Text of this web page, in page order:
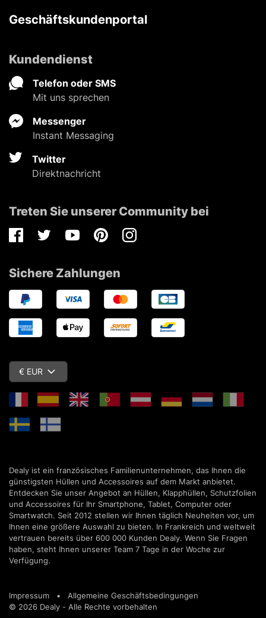
Geschäftskundenportal
Kundendienst
Telefon oder SMS
Mit uns sprechen
Messenger
Instant Messaging
Twitter
Direktnachricht
Treten Sie unserer Community bei
FacebookTwitterYoutubePinterestInstagram
Sichere Zahlungen
€ EUR
Dealy ist ein französisches Familienunternehmen, das Ihnen die
günstigsten Hüllen und Accessoires auf dem Markt anbietet.
Entdecken Sie unser Angebot an Hüllen, Klapphüllen, Schutzfolien
und Accessoires für Ihr Smartphone, Tablet, Computer oder
Smartwatch. Seit 2012 stellen wir Ihnen täglich Neuheiten vor, um
Ihnen eine größere Auswahl zu bieten. In Frankreich und weltweit
vertrauen bereits über 600 000 Kunden Dealy. Wenn Sie Fragen
haben, steht Ihnen unserer Team 7 Tage in der Woche zur
Verfügung.
© 2026 Dealy - Alle Rechte vorbehalten
Impressum • Allgemeine Geschäftsbedingungen